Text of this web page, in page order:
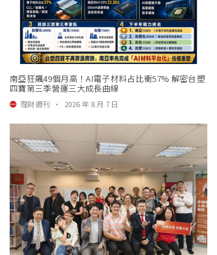
南亞狂飆49個月高！AI電子材料占比衝57% 解密台塑
四寶第三季營運三大成長曲線
理財週刊 · 2026 年 8 月 7 日